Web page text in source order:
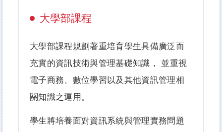
大學部課程
大學部課程規劃著重培育學生具備廣泛而
充實的資訊技術與管理基礎知識， 並重視
電子商務、數位學習以及其他資訊管理相
關知識之運用。
學生將培養面對資訊系統與管理實務問題